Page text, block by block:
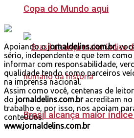
Copa do Mundo aqui
Brasil alcança maior
Apoiando ojornaldelins.com.br,
sério, independente e que tem
informar com responsabilidade,
qualidade tendo como parceiros
na imprensa nacional.
Assim como você, centenas de
do jornaldelins.com.bracreditam no
trabalho e, por isso, nos apoiam
conteúdos.
www.jornaldelins.com.br